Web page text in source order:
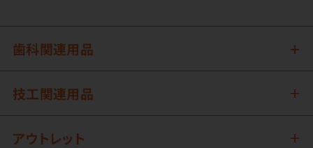
歯科関連用品
技工関連用品
アウトレット